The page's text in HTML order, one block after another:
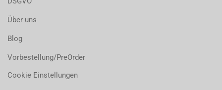
Über uns
Blog
Vorbestellung/PreOrder
Cookie Einstellungen